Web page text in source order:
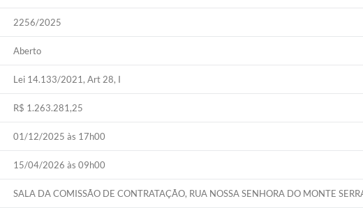
2256/2025
Aberto
Lei 14.133/2021, Art 28, I
R$ 1.263.281,25
01/12/2025 às 17h00
15/04/2026 às 09h00
SALA DA COMISSÃO DE CONTRATAÇÃO, RUA NOSSA SENHORA DO MONTE